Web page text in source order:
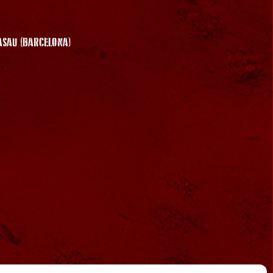
(BARCELONA)